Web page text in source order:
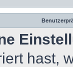
hast,